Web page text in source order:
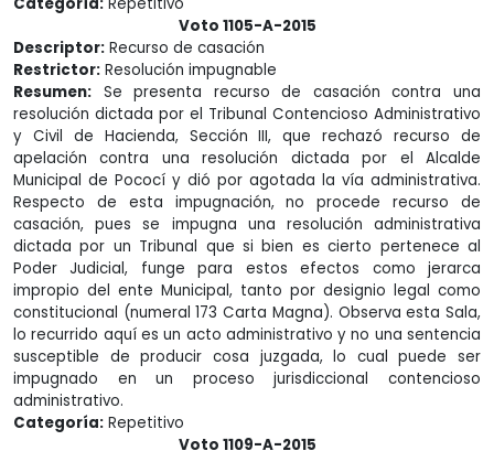
Voto 1105-A-2015
Descriptor: Recurso de casación
Restrictor: Resolución impugnable
Resumen: Se presenta recurso de casación contra una
resolución dictada por el Tribunal Contencioso Administrativo
y Civil de Hacienda, Sección III, que rechazó recurso de
apelación contra una resolución dictada por el Alcalde
Municipal de Pococí y dió por agotada la vía administrativa.
Respecto de esta impugnación, no procede recurso de
casación, pues se impugna una resolución administrativa
dictada por un Tribunal que si bien es cierto pertenece al
Poder Judicial, funge para estos efectos como jerarca
impropio del ente Municipal, tanto por designio legal como
constitucional (numeral 173 Carta Magna). Observa esta Sala,
lo recurrido aquí es un acto administrativo y no una sentencia
susceptible de producir cosa juzgada, lo cual puede ser
impugnado en un proceso jurisdiccional contencioso
administrativo.
Categoría: Repetitivo
Voto 1109-A-2015